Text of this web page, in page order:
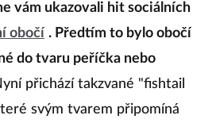
vám ukazovali hit sociálních
obočí . Předtím to bylo obočí
do tvaru peříčka nebo
přichází takzvané "fishtail
svým tvarem připomíná